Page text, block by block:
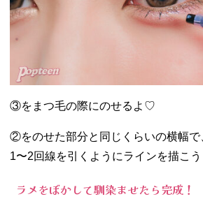
③をまつ毛の際にのせるよ♡
②をのせた部分と同じくらいの横幅で
1〜2回線を引くようにラインを描こう
ラメをぼかして馴染ませたら完成！